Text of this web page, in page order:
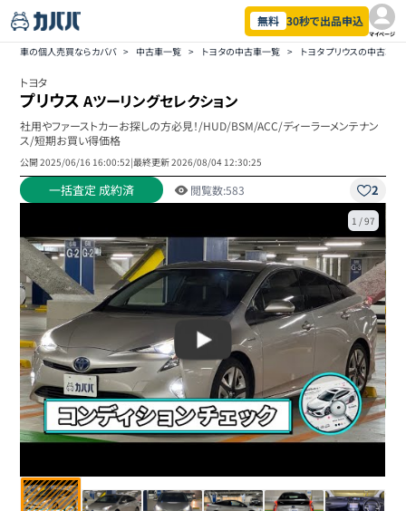
無料 30秒で出品申込
マイページ
車の個人売買ならカババ > 中古車一覧 > トヨタの中古車一覧 > トヨタ プリウスの中古車
トヨタ
プリウス Aツーリングセレクション
社用やファーストカーお探しの方必見！/HUD/BSM/ACC/ディーラーメンテナン
ス/短期お買い得価格
公開2025/06/16 16:00:52|最終更新2026/08/04 12:30:25
一括査定 成約済 閲覧数:583 2
1 /97